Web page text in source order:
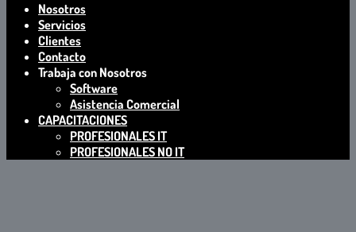
Nosotros
Servicios
Clientes
Contacto
Trabaja con Nosotros
Software
Asistencia Comercial
CAPACITACIONES
PROFESIONALES IT
PROFESIONALES NO IT